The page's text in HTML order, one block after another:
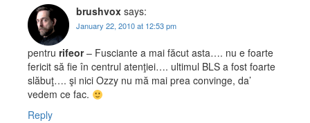
brushvox says:
January 22, 2010 at 12:53 pm
pentru rifeor– Fusciante a mai făcut asta…. nu e foarte
fericit să fie în centrul atenţiei…. ultimul BLS a fost foarte
slăbuţ…. şi nici Ozzy nu mă mai prea convinge, da’
vedem ce fac.
Reply